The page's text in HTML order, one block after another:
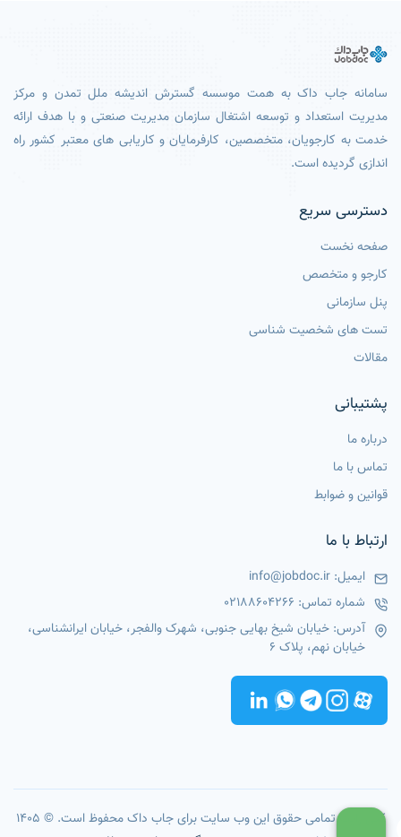
سامانه جاب داک به همت موسسه گسترش اندیشه ملل تمدن و مرکز
مدیریت استعداد و توسعه اشتغال سازمان مدیریت صنعتی و با هدف ارائه
خدمت به کارجویان، متخصصین، کارفرمایان و کاریابی های معتبر کشور راه
اندازی گردیده است.
دسترسی سریع
صفحه نخست
کارجو و متخصص
پنل سازمانی
تست های شخصیت شناسی
مقالات
پشتیبانی
درباره ما
تماس با ما
قوانین و ضوابط
ارتباط با ما
ایمیل: info@jobdoc.ir
شماره تماس: 02188604266
آدرس: خیابان شیخ بهایی جنوبی، شهرک والفجر، خیابان ایرانشناسی،
خیابان نهم، پلاک 6
کپی رایت تمامی حقوق این وب سایت برای جاب داک محفوظ است. © 1405